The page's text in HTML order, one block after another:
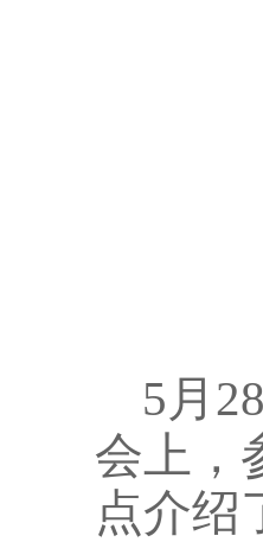
5月
会上，
点介绍